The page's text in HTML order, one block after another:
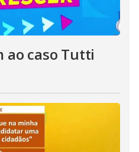
ao caso Tutti